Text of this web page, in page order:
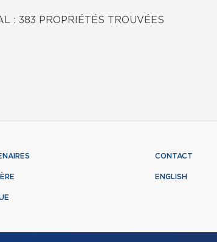
: 383 PROPRIÉTÉS TROUVÉES
CONTACT
ENGLISH